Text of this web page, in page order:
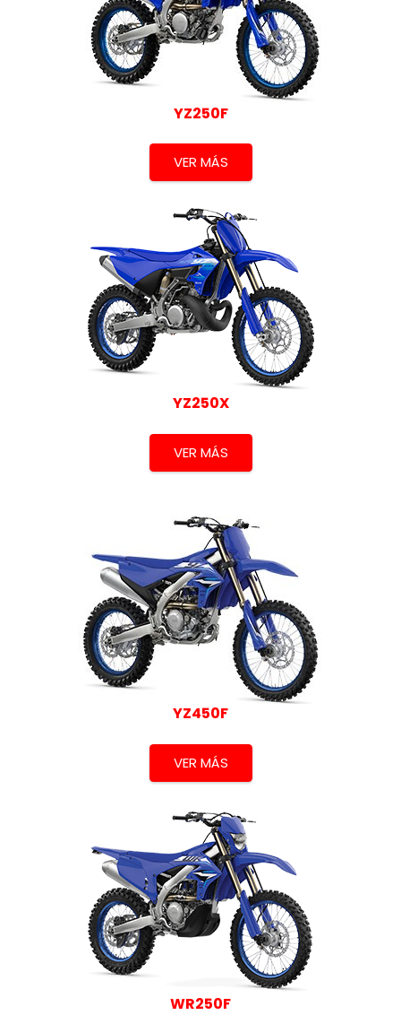
YZ250F
VER MÁS
YZ250X
VER MÁS
YZ450F
VER MÁS
WR250F